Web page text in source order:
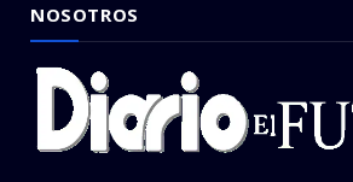
NOSOTROS